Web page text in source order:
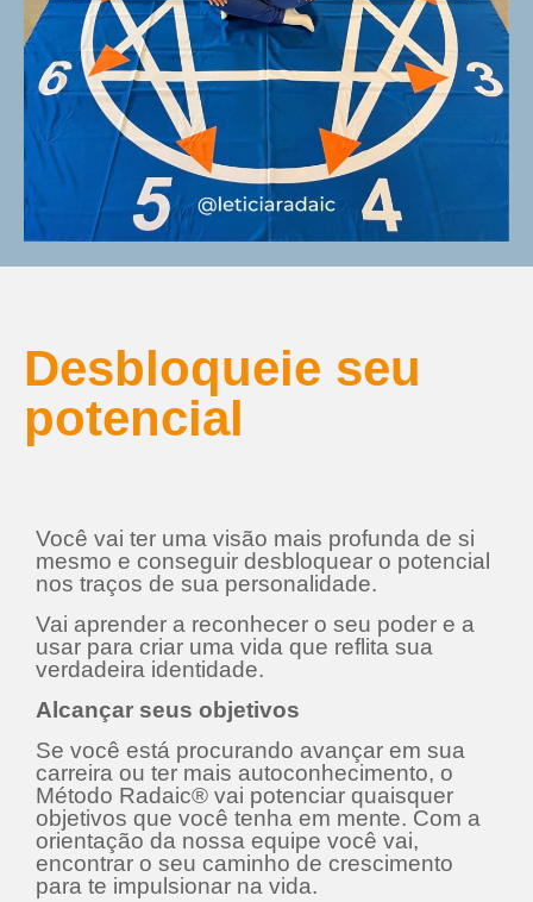
Desbloqueie seu
potencial
Você vai ter uma visão mais profunda de si
mesmo e conseguir desbloquear o potencial
nos traços de sua personalidade.
Vai aprender a reconhecer o seu poder e a
usar para criar uma vida que reflita sua
verdadeira identidade.
Alcançar seus objetivos
Se você está procurando avançar em sua
carreira ou ter mais autoconhecimento, o
Método Radaic® vai potenciar quaisquer
objetivos que você tenha em mente. Com a
orientação da nossa equipe você vai,
encontrar o seu caminho de crescimento
para te impulsionar na vida.